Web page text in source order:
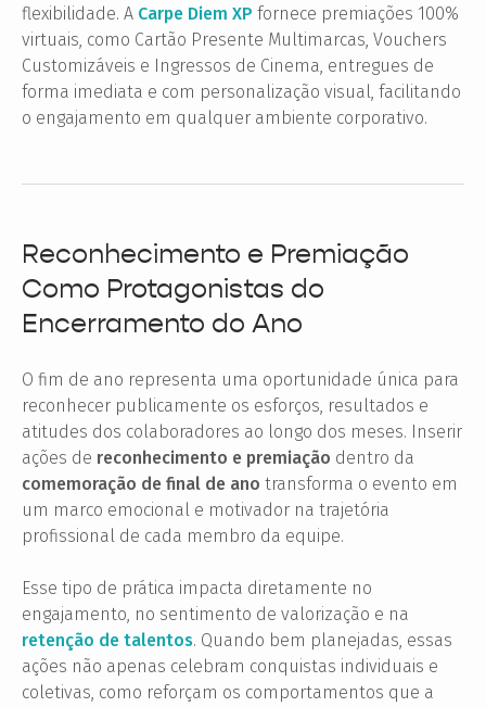
flexibilidade. A Carpe Diem XP fornece premiações 100%
virtuais, como Cartão Presente Multimarcas, Vouchers
Customizáveis e Ingressos de Cinema, entregues de
forma imediata e com personalização visual, facilitando
o engajamento em qualquer ambiente corporativo.
Reconhecimento e Premiação
Como Protagonistas do
Encerramento do Ano
O fim de ano representa uma oportunidade única para
reconhecer publicamente os esforços, resultados e
atitudes dos colaboradores ao longo dos meses. Inserir
ações de reconhecimento e premiação dentro da
comemoração de final de ano transforma o evento em
um marco emocional e motivador na trajetória
profissional de cada membro da equipe.
Esse tipo de prática impacta diretamente no
engajamento, no sentimento de valorização e na
retenção de talentos. Quando bem planejadas, essas
ações não apenas celebram conquistas individuais e
coletivas, como reforçam os comportamentos que a